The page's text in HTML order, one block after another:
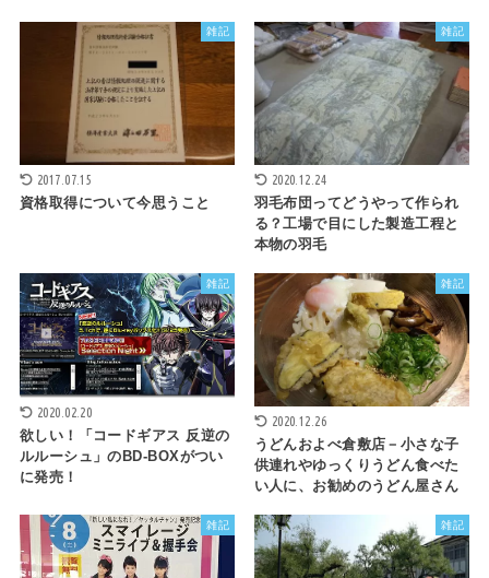
雑記
2017.07.15
資格取得について今思うこと
雑記
2020.12.24
羽毛布団ってどうやって作られ
る？工場で目にした製造工程と
本物の羽毛
雑記
2020.02.20
欲しい！「コードギアス 反逆の
ルルーシュ」のBD-BOXがつい
に発売！
雑記
2020.12.26
うどんおよべ倉敷店－小さな子
供連れやゆっくりうどん食べた
い人に、お勧めのうどん屋さん
雑記 雑記